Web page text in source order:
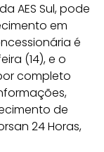
AES Sul, pode
em
é
(14), e o
completo
de
24 Horas,